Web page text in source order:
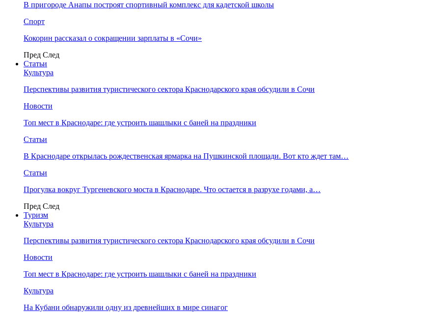
В пригороде Анапы построят спортивный комплекс для кадетской школы
Спорт
Кокорин рассказал о сокращении зарплаты в «Сочи»
Пред След
Статьи
Культура
Перспективы развития туристического сектора Краснодарского края обсудили в Сочи
Новости
Топ мест в Краснодаре: где устроить шашлыки с баней на праздники
Статьи
В Краснодаре открылась рождественская ярмарка на Пушкинской площади. Вот кто ждет там…
Статьи
Прогулка вокруг Тургеневского моста в Краснодаре. Что остается в разрухе годами, а…
Пред След
Туризм
Культура
Перспективы развития туристического сектора Краснодарского края обсудили в Сочи
Новости
Топ мест в Краснодаре: где устроить шашлыки с баней на праздники
Культура
На Кубани обнаружили одну из древнейших в мире синагог